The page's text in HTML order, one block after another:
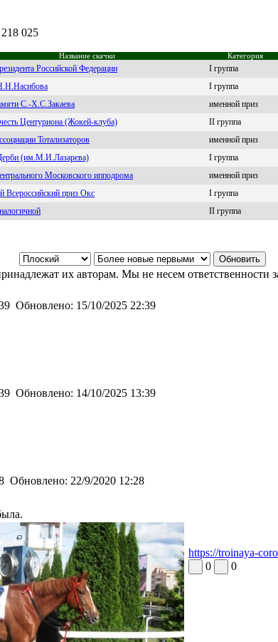
025
Название скачки Категория
Российской Федерации I группа
I группа
С.-Х.С.Закаева именной приз
Центуриона (Жокей-клуба) II группа
Тотализаторов именной приз
(им.М.И.Лазарева) I группа
Московского ипподрома именной приз
Всероссийский приз Окс I группа
II группа
их авторам. Мы не несем ответственности
Обновлено: 15/10/2025 22:39
Обновлено: 14/10/2025 13:39
Обновлено: 22/9/2020 12:28
https://troinaya-
0
0